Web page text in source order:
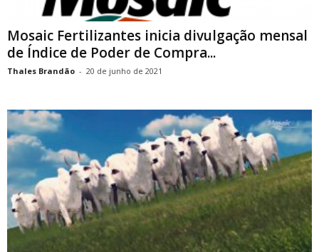
Mosaic Fertilizantes inicia divulgação mensal
de Índice de Poder de Compra...
Thales Brandão - 20 de junho de 2021